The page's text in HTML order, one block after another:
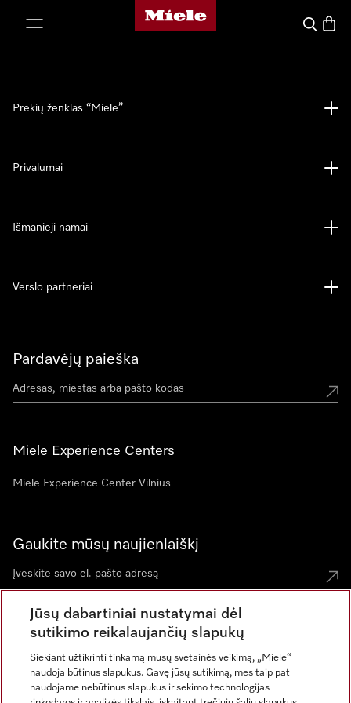
"Miele" pradžios tinklalapis
Paieška
Pardavėjų paieška
Miele Experience Centers
Miele Experience Center Vilnius
Gaukite mūsų naujienlaiškį
Prekių ženklas “Miele”
Privalumai
Išmanieji namai
Verslo partneriai
Jūsų dabartiniai nustatymai dėl
sutikimo reikalaujančių slapukų
Siekiant užtikrinti tinkamą mūsų svetainės veikimą, „Miele“
naudoja būtinus slapukus. Gavę jūsų sutikimą, mes taip pat
naudojame nebūtinus slapukus ir sekimo technologijas